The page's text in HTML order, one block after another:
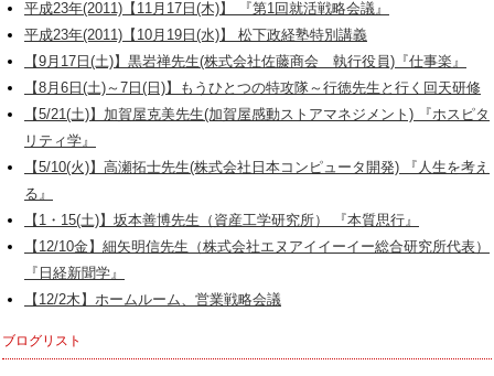
平成23年(2011)【11月17日(木)】 『第1回就活戦略会議』
平成23年(2011)【10月19日(水)】 松下政経塾特別講義
【9月17日(土)】黒岩禅先生(株式会社佐藤商会 執行役員)『仕事楽』
【8月6日(土)～7日(日)】もうひとつの特攻隊～行徳先生と行く回天研修
【5/21(土)】加賀屋克美先生(加賀屋感動ストアマネジメント) 『ホスピタ
リティ学』
【5/10(火)】高瀬拓士先生(株式会社日本コンピュータ開発) 『人生を考え
る』
【1・15(土)】坂本善博先生（資産工学研究所） 『本質思行』
【12/10金】細矢明信先生（株式会社エヌアイイーイー総合研究所代表）
『日経新聞学』
【12/2木】ホームルーム、営業戦略会議
ブログリスト